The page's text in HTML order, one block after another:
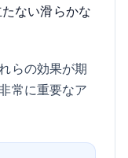
ない滑らかな
らの効果が期
常に重要なア